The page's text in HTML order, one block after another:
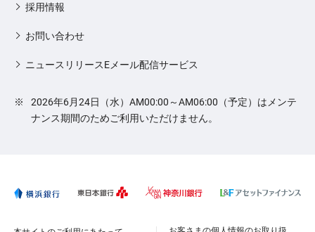
採用情報
お問い合わせ
ニュースリリースEメール配信サービス
※
2026年6月24日（水）AM00:00～AM06:00（予定）はメンテ
ナンス期間のためご利用いただけません。